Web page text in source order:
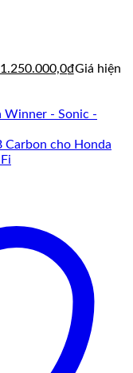
1.250.000,0₫Giá hiện